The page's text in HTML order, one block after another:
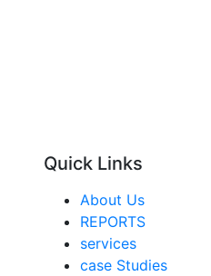
Quick Links
About Us
REPORTS
services
case Studies